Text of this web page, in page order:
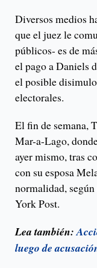
Diversos medios
que el juez le
públicos- es de
el pago a Daniels
el posible
electorales.
El fin de semana,
Mar-a-Lago,
ayer mismo, tras
con su esposa
normalidad,
York Post.
Lea también:
luego de